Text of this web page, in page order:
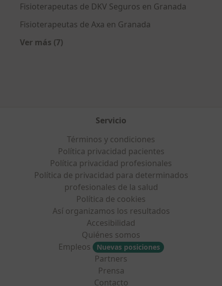
Fisioterapeutas de DKV Seguros en Granada
Fisioterapeutas de Axa en Granada
Ver más (7)
Servicio
Términos y condiciones
Política privacidad pacientes
Política privacidad profesionales
Política de privacidad para determinados
profesionales de la salud
Política de cookies
Así organizamos los resultados
Accesibilidad
Quiénes somos
Empleos
Nuevas posiciones
Partners
Prensa
Contacto